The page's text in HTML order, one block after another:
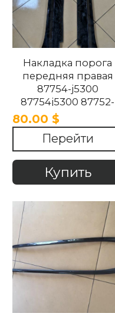
Накладка порога
передняя правая
87754-j5300
87754j5300 87752-
j5300 87752j5300 Kia
Stinger 2017-2022
80.00 $
Перейти
Купить